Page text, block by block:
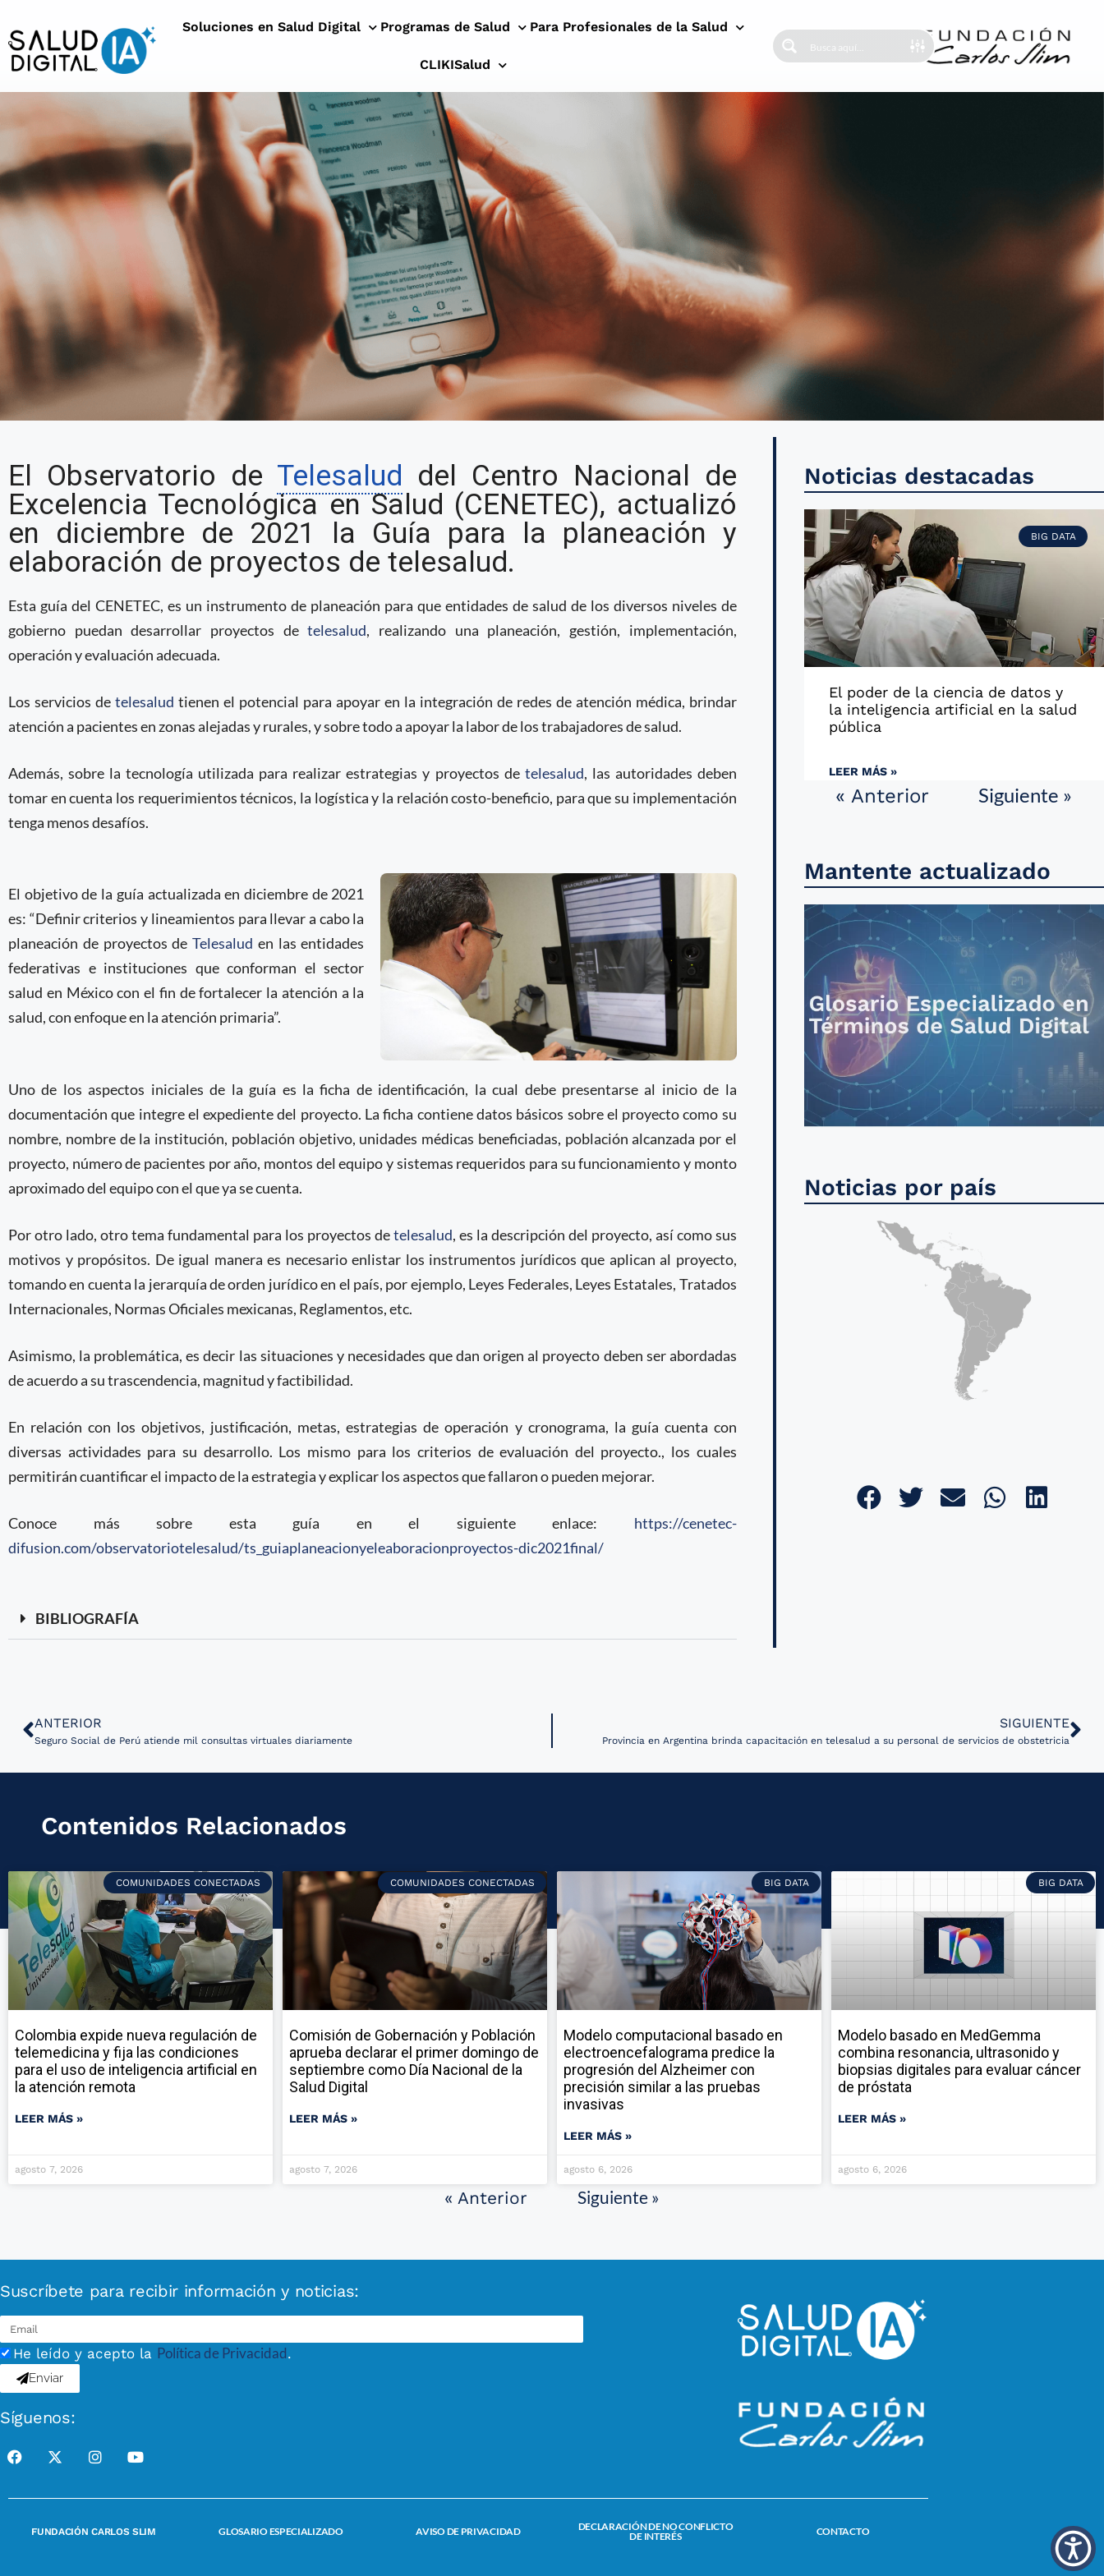
Soluciones en Salud Digital Programas de Salud Para Profesionales de la Salud
CLIKISalud
CENETEC actualizó la guía para elaboración
de proyectos de telesalud
El Observatorio de Telesalud
del Centro Nacional de
Excelencia Tecnológica en Salud (CENETEC), actualizó
en diciembre de 2021 la Guía para la planeación y
elaboración de proyectos de telesalud.
Esta guía del CENETEC, es un instrumento de planeación para que entidades de salud de los diversos niveles de
gobierno puedan desarrollar proyectos detelesalud, realizando una planeación, gestión, implementación,
operación y evaluación adecuada.
Los servicios de telesalud tienen el potencial para apoyar en la integración de redes de atención médica, brindar
atención a pacientes en zonas alejadas y rurales, y sobre todo a apoyar la labor de los trabajadores de salud.
Además, sobre la tecnología utilizada para realizar estrategias y proyectos de telesalud, las autoridades deben
tomar en cuenta los requerimientos técnicos, la logística y la relación costo-beneficio, para que su implementación
tenga menos desafíos.
El objetivo de la guía actualizada en diciembre de 2021
es: “Definir criterios y lineamientos para llevar a cabo la
planeación de proyectos deTelesalud en las entidades
federativas e instituciones que conforman el sector
salud en México con el fin de fortalecer la atención a la
salud, con enfoque en la atención primaria”.
Uno de los aspectos iniciales de la guía es la ficha de identificación, la cual debe presentarse al inicio de la
documentación que integre el expediente del proyecto. La ficha contiene datos básicos sobre el proyecto como su
nombre, nombre de la institución, población objetivo, unidades médicas beneficiadas, población alcanzada por el
proyecto, número de pacientes por año, montos del equipo y sistemas requeridos para su funcionamiento y monto
aproximado del equipo con el que ya se cuenta.
Por otro lado, otro tema fundamental para los proyectos detelesalud, es la descripción del proyecto, así como sus
motivos y propósitos. De igual manera es necesario enlistar los instrumentos jurídicos que aplican al proyecto,
tomando en cuenta la jerarquía de orden jurídico en el país, por ejemplo, Leyes Federales, Leyes Estatales, Tratados
Internacionales, Normas Oficiales mexicanas, Reglamentos, etc.
Asimismo, la problemática, es decir las situaciones y necesidades que dan origen al proyecto deben ser abordadas
de acuerdo a su trascendencia, magnitud y factibilidad.
En relación con los objetivos, justificación, metas, estrategias de operación y cronograma, la guía cuenta con
diversas actividades para su desarrollo. Los mismo para los criterios de evaluación del proyecto., los cuales
permitirán cuantificar el impacto de la estrategia y explicar los aspectos que fallaron o pueden mejorar.
Conoce más sobre esta guía en el siguiente enlace: https://cenetec-
difusion.com/observatoriotelesalud/ts_guiaplaneacionyeleaboracionproyectos-dic2021final/
BIBLIOGRAFÍA
Noticias destacadas
BIG DATA
El poder de la ciencia de datos y
la inteligencia artificial en la salud
pública
LEER MÁS »
« Anterior Siguiente »
Mantente actualizado
Noticias por país
ANTERIOR
Seguro Social de Perú atiende mil consultas virtuales diariamente
SIGUIENTE
Provincia en Argentina brinda capacitación en telesalud a su personal de servicios de obstetricia
Contenidos Relacionados
COMUNIDADES CONECTADAS
Colombia expide nueva regulación de
telemedicina y fija las condiciones
para el uso de inteligencia artificial en
la atención remota
LEER MÁS »
agosto 7, 2026
COMUNIDADES CONECTADAS
Comisión de Gobernación y Población
aprueba declarar el primer domingo de
septiembre como Día Nacional de la
Salud Digital
LEER MÁS »
agosto 7, 2026
BIG DATA
Modelo computacional basado en
electroencefalograma predice la
progresión del Alzheimer con
precisión similar a las pruebas
invasivas
LEER MÁS »
agosto 6, 2026
BIG DATA
Modelo basado en MedGemma
combina resonancia, ultrasonido y
biopsias digitales para evaluar cáncer
de próstata
LEER MÁS »
agosto 6, 2026
« Anterior Siguiente »
Suscríbete para recibir información y noticias:
He leído y acepto la Política de Privacidad.
Enviar
Síguenos:
FUNDACIÓN CARLOS SLIM GLOSARIO ESPECIALIZADO AVISO DE PRIVACIDAD
DECLARACIÓN DE NO CONFLICTO
DE INTERÉS
CONTACTO